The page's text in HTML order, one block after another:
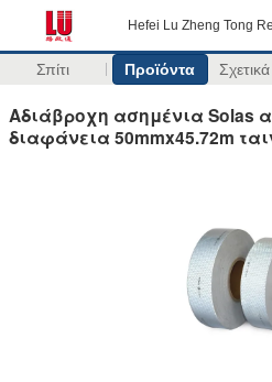
Hefei Lu Zheng Tong
Σπίτι Προϊόντα
Αδιάβροχη ασημένια Solas
διαφάνεια 50mmx45.72m